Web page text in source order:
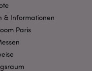
& Informationen
Paris
kann die